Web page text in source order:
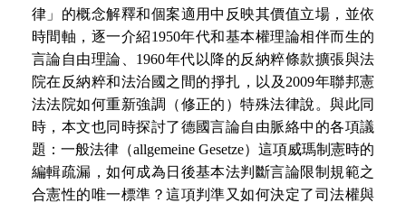
律」的概念解釋和個案適用中反映其價值立場，並依
時間軸，逐一介紹1950年代和基本權理論相伴而生的
言論自由理論、1960年代以降的反納粹條款擴張與法
院在反納粹和法治國之間的掙扎，以及2009年聯邦憲
法法院如何重新強調（修正的）特殊法律說。與此同
時，本文也同時探討了德國言論自由脈絡中的各項議
題：一般法律（allgemeine Gesetze）這項威瑪制憲時的
編輯疏漏，如何成為日後基本法判斷言論限制規範之
合憲性的唯一標準？這項判準又如何決定了司法權與